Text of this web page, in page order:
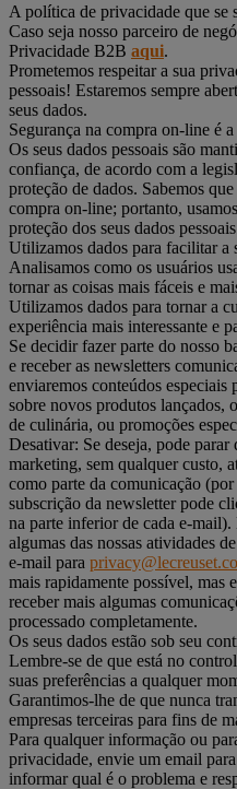
A política de privacidade que se
Caso seja nosso parceiro de
Privacidade B2B aqui.
Prometemos respeitar a sua
pessoais! Estaremos sempre
seus dados.
Segurança na compra on-line é
Os seus dados pessoais são
confiança, de acordo com a
proteção de dados. Sabemos
compra on-line; portanto,
proteção dos seus dados
Utilizamos dados para facilitar a
Analisamos como os usuários
tornar as coisas mais fáceis e
Utilizamos dados para tornar a
experiência mais interessante e
Se decidir fazer parte do nosso
e receber as newsletters
enviaremos conteúdos especiais
sobre novos produtos lançados,
de culinária, ou promoções
Desativar: Se deseja, pode parar
marketing, sem qualquer custo,
como parte da comunicação
subscrição da newsletter pode
na parte inferior de cada e-
algumas das nossas atividades
e-mail para
mais rapidamente possível, mas
receber mais algumas
processado completamente.
Os seus dados estão sob seu
Lembre-se de que está no
suas preferências a qualquer
Garantimos-lhe de que nunca
empresas terceiras para fins de
Para qualquer informação ou
privacidade, envie um email para
informar qual é o problema e